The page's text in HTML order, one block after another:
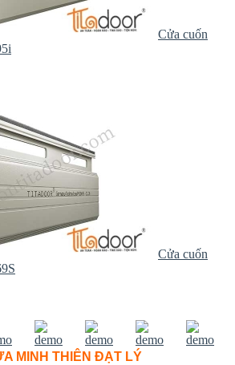
Cửa cuốn
Cửa cuốn
MINH THIÊN ĐẠT LÝ